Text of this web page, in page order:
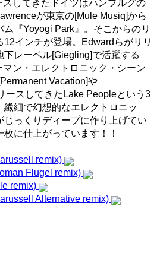
スしてきたドイツはハンブルグの
が東京の[Mule Musiq]から
『Yoyogi Park』。そこからのリ
12インチが登場。Edwardらがリリ
下レーベル[Giegling]で活躍する
ン・エレクトロニック・シーン
Vacation]や
ースしてきたLake Peopleという3
細で幻想的なエレクトロニッ
じっくりディープに作り上げてい
に仕上がっています！！
remix)
Flugel remix)
remix)
Alternative remix)